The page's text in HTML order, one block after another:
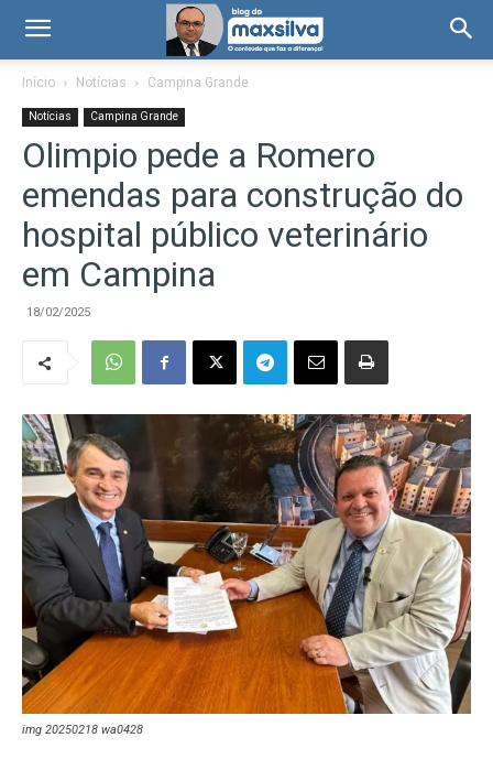
Início Notícias Campina Grande
Notícias Campina Grande
Olimpio pede a Romero
emendas para construção do
hospital público veterinário
em Campina
18/02/2025
img 20250218 wa0428